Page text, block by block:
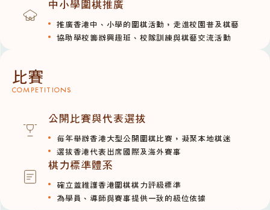
中小學圍棋推廣
推廣香港中、小學的圍棋活動，走進校園普及棋藝
協助學校籌辦興趣班、校隊訓練與棋藝交流活動
比賽
COMPETITIONS
公開比賽與代表選拔
每年舉辦香港大型公開圍棋比賽，凝聚本地棋迷
選拔香港代表出席國際及海外賽事
棋力標準體系
確立並維護香港圍棋棋力評級標準
為學員、導師與賽事提供一致的級位依據